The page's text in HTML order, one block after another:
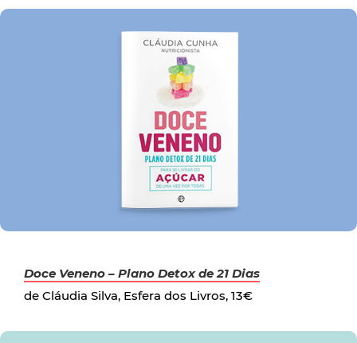
Doce Veneno – Plano Detox de 21 Dias
de Cláudia Silva, Esfera dos Livros, 13€